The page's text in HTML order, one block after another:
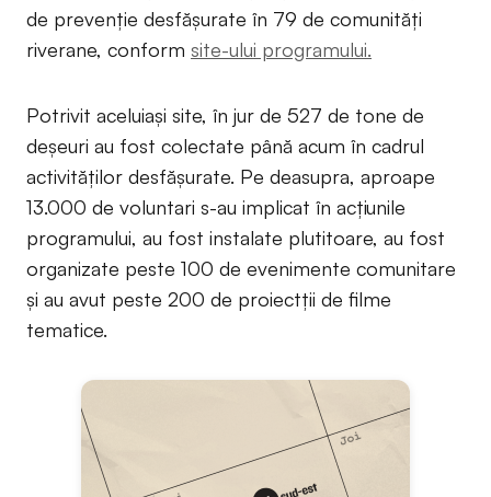
de prevenție desfășurate în 79 de comunități
riverane, conform site-ului programului.
Potrivit aceluiași site, în jur de 527 de tone de
deșeuri au fost colectate până acum în cadrul
activităților desfășurate. Pe deasupra, aproape
13.000 de voluntari s-au implicat în acțiunile
programului, au fost instalate plutitoare, au fost
organizate peste 100 de evenimente comunitare
și au avut peste 200 de proiectții de filme
tematice.